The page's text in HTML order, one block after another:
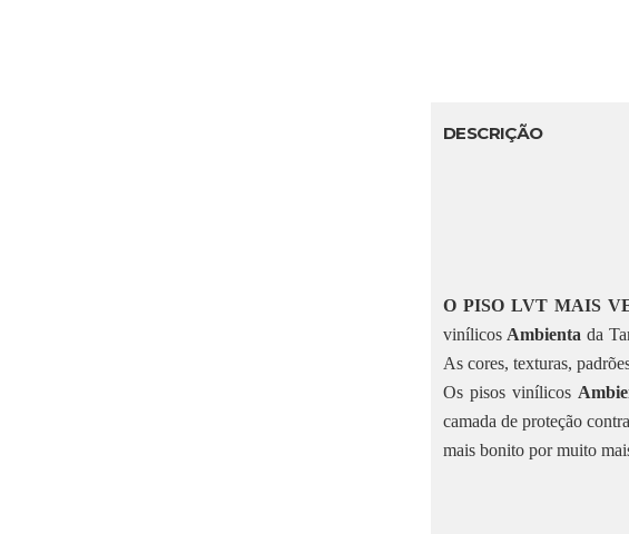
DESCRIÇÃO
O PISO LVT MAIS
vinílicos Ambienta da
As cores, texturas,
Os pisos vinílicos
camada de proteção
mais bonito por muito